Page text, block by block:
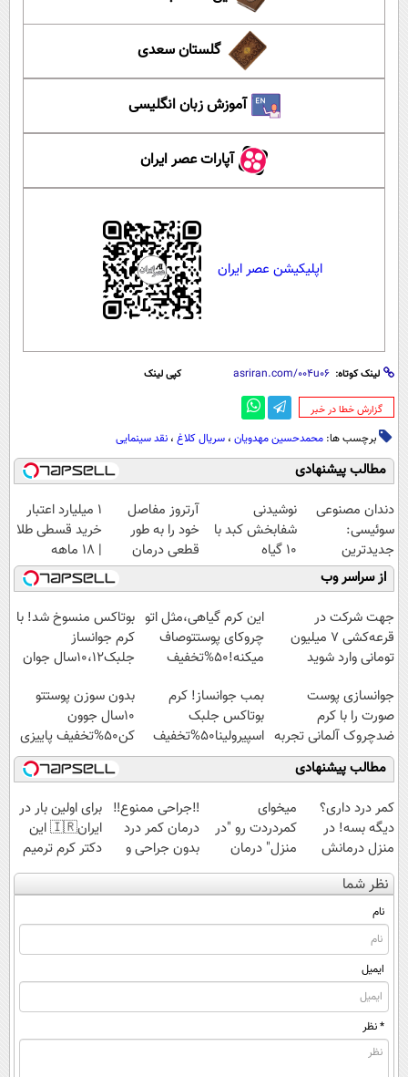
گلستان سعدی
آموزش زبان انگلیسی
آپارات عصر ایران
اپلیکیشن عصر ایران
لینک کوتاه: کپی لینک
‌گزارش خطا در خبر
برچسب ها: محمدحسین مهدویان ، سریال کلاغ ، نقد سینمایی
مطالب پیشنهادی
دندان مصنوعی
سوئیسی:
جدیدترین
فناوری اروپا،
سبک و مقاوم |
پرداخت قسطی
نوشیدنی
شفابخش کبد با
10 گیاه
موثر(تخفیف تا
امشب)
آرتروز مفاصل
خود را به طور
قطعی درمان
کنید!
◗پرسش‌نامه◖
۱ میلیارد اعتبار
خرید قسطی طلا
| ۱۸ ماهه
پرداخت کن
از سراسر وب
جهت شرکت در
قرعه‌کشی ۷ میلیون
تومانی وارد شوید
این کرم گیاهی،مثل اتو
چروکای پوستتوصاف
میکنه!50%تخفیف
بوتاکس منسوخ شد! با
کرم جوانساز
جلبک10،12سال جوان
جوانسازی پوست
صورت را با کرم
ضدچروک آلمانی تجربه
کنید!
بمب جوانساز! کرم
بوتاکس جلبک
اسپیرولینا50%تخفیف
بدون سوزن پوستتو
10سال جوون
کن50%تخفیف پاییزی
مطالب پیشنهادی
کمر درد داری؟
دیگه بسه! در
منزل درمانش
کن
(◀پرسش‌نامه)
میخوای
کمردردت رو "در
منزل" درمان
کنی؟ (◂فیلم +
‼️جراحی ممنوع‼️
درمان کمر درد
بدون جراحی و
دوره نقاهت
برای اولین بار در
ایران🇮🇷 این
دکتر کرم ترمیم
کننده 23 روزه
نظر شما
نام
ایمیل
* نظر